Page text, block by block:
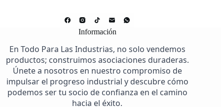
Información
En Todo Para Las Industrias, no solo vendemos
productos; construimos asociaciones duraderas.
Únete a nosotros en nuestro compromiso de
impulsar el progreso industrial y descubre cómo
podemos ser tu socio de confianza en el camino
hacia el éxito.